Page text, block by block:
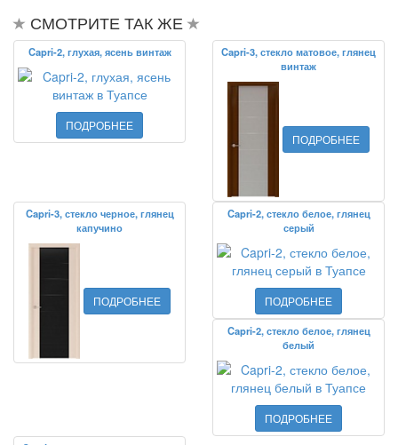
СМОТРИТЕ ТАК ЖЕ
Capri-2, глухая, ясень винтаж
ПОДРОБНЕЕ
Capri-3, стекло матовое, глянец
винтаж
ПОДРОБНЕЕ
Capri-3, стекло черное, глянец
капучино
ПОДРОБНЕЕ
Capri-2, стекло белое, глянец
серый
ПОДРОБНЕЕ
Capri-2, стекло белое, глянец
белый
ПОДРОБНЕЕ